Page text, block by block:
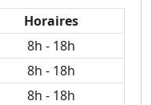
Horaires
8h - 18h
8h - 18h
8h - 18h